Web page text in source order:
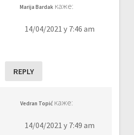
Marija Bardak каже:
14/04/2021 у 7:46 am
REPLY
Vedran Topić каже:
14/04/2021 у 7:49 am